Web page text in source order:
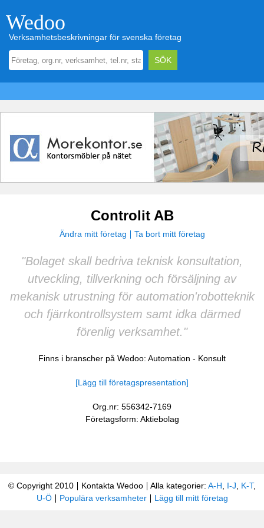
Wedoo
Verksamhetsbeskrivningar för svenska företag
Controlit AB
Ändra mitt företag Ta bort mitt företag
"Bolaget skall bedriva teknisk konsultation,
utveckling, tillverkning och försäljning av
mekanisk utrustning för automation'robotteknik
och fjärrkontrollsystem samt idka därmed
förenlig verksamhet."
Finns i branscher på Wedoo: Automation - Konsult
[Lägg till företagspresentation]
Org.nr: 556342-7169
Företagsform: Aktiebolag
© Copyright 2010 Kontakta Wedoo Alla kategorier: A-H I-J K-T,
U-Ö
Populära verksamheter Lägg till mitt företag